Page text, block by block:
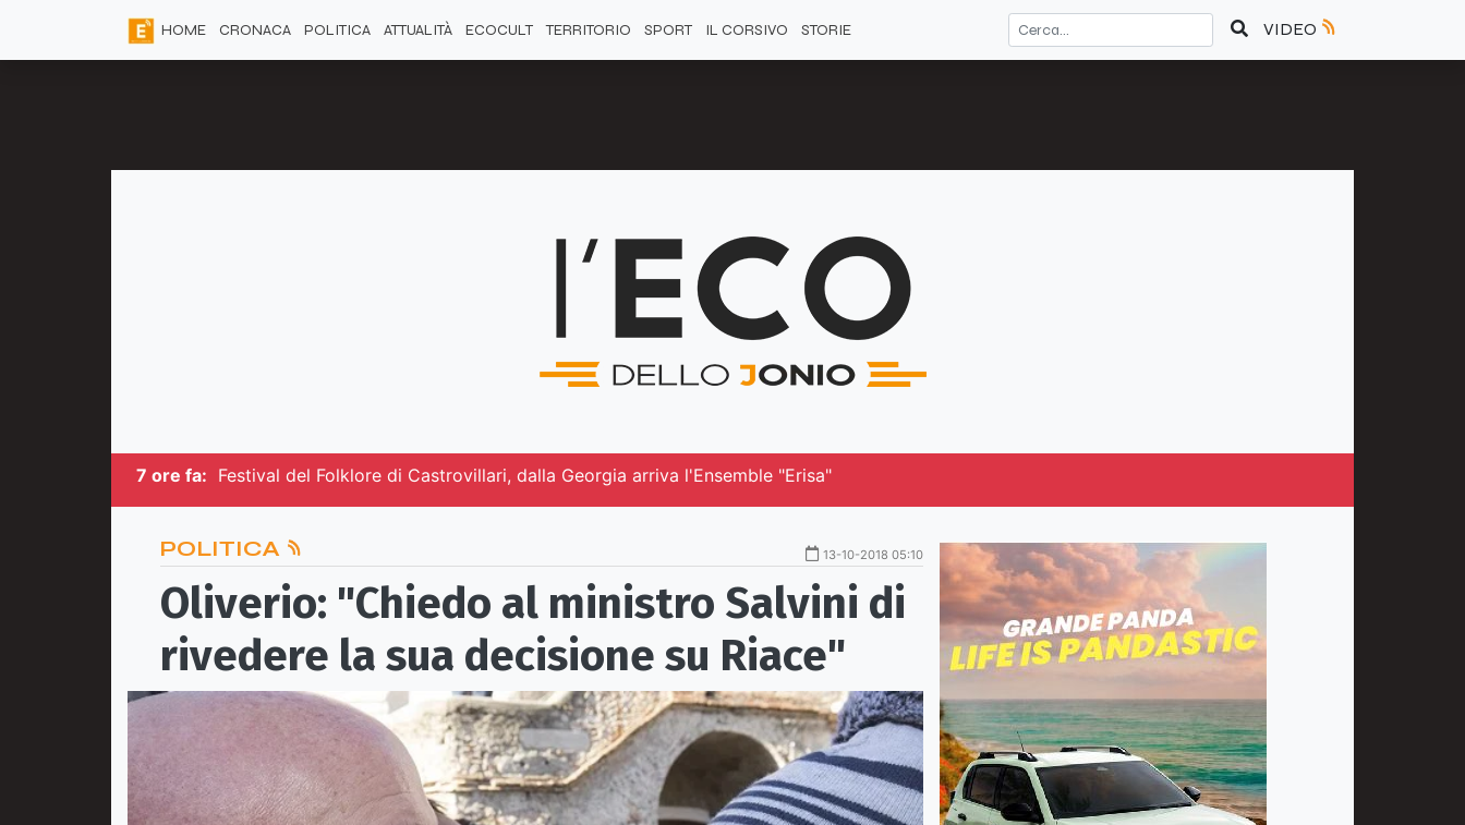
HOME CRONACA POLITICA ATTUALITÀ ECOCULT TERRITORIO SPORT IL CORSIVO STORIE VIDEO
7 ore fa: Festival del Folklore di Castrovillari, dalla Georgia arriva l'Ensemble "Erisa"
POLITICA 13-10-2018 05:10
Oliverio: "Chiedo al ministro Salvini di
rivedere la sua decisione su Riace"